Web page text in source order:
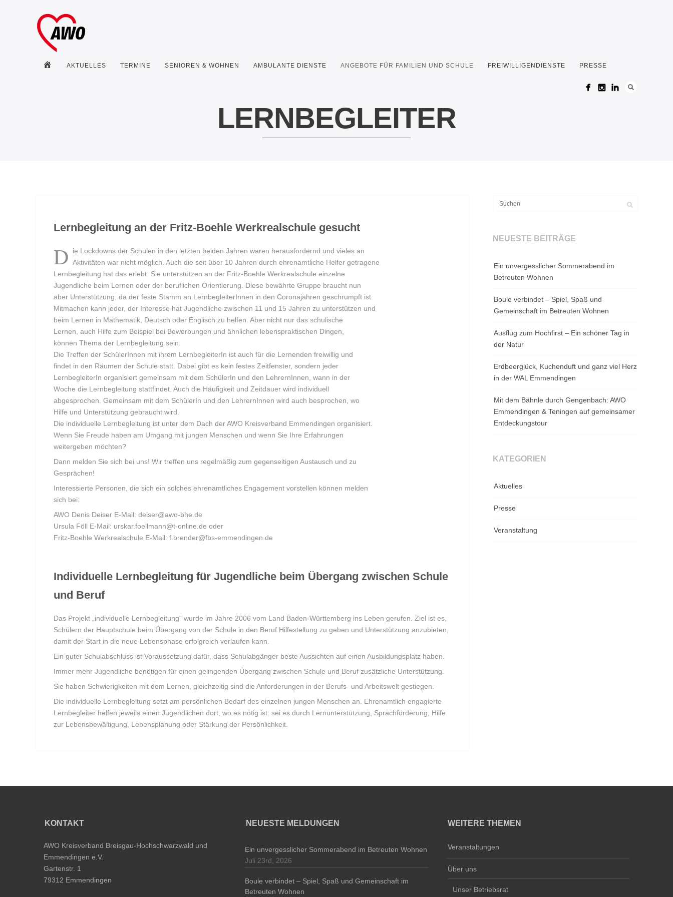
HOMEAKTUELLES TERMINE SENIOREN & WOHNEN AMBULANTE DIENSTE ANGEBOTE FÜR FAMILIEN UND SCHULE FREIWILLIGENDIENSTE PRESSE
LERNBEGLEITER
Lernbegleitung an der Fritz-Boehle Werkrealschule gesucht
D
ie Lockdowns der Schulen in den letzten beiden Jahren waren herausfordernd und vieles an
Aktivitäten war nicht möglich. Auch die seit über 10 Jahren durch ehrenamtliche Helfer getragene
Lernbegleitung hat das erlebt. Sie unterstützen an der Fritz-Boehle Werkrealschule einzelne
Jugendliche beim Lernen oder der beruflichen Orientierung. Diese bewährte Gruppe braucht nun
aber Unterstützung, da der feste Stamm an LernbegleiterInnen in den Coronajahren geschrumpft ist.
Mitmachen kann jeder, der Interesse hat Jugendliche zwischen 11 und 15 Jahren zu unterstützen und
beim Lernen in Mathematik, Deutsch oder Englisch zu helfen. Aber nicht nur das schulische
Lernen, auch Hilfe zum Beispiel bei Bewerbungen und ähnlichen lebenspraktischen Dingen,
können Thema der Lernbegleitung sein.
Die Treffen der SchülerInnen mit ihrem LernbegleiterIn ist auch für die Lernenden freiwillig und
findet in den Räumen der Schule statt. Dabei gibt es kein festes Zeitfenster, sondern jeder
LernbegleiterIn organisiert gemeinsam mit dem SchülerIn und den LehrernInnen, wann in der
Woche die Lernbegleitung stattfindet. Auch die Häufigkeit und Zeitdauer wird individuell
abgesprochen. Gemeinsam mit dem SchülerIn und den LehrernInnen wird auch besprochen, wo
Hilfe und Unterstützung gebraucht wird.
Die individuelle Lernbegleitung ist unter dem Dach der AWO Kreisverband Emmendingen organisiert.
Wenn Sie Freude haben am Umgang mit jungen Menschen und wenn Sie Ihre Erfahrungen
weitergeben möchten?
Dann melden Sie sich bei uns! Wir treffen uns regelmäßig zum gegenseitigen Austausch und zu
Gesprächen!
Interessierte Personen, die sich ein solches ehrenamtliches Engagement vorstellen können melden
sich bei:
AWO Denis Deiser E-Mail: deiser@awo-bhe.de
Ursula Föll E-Mail: urskar.foellmann@t-online.de oder
Fritz-Boehle Werkrealschule E-Mail: f.brender@fbs-emmendingen.de
Individuelle Lernbegleitung für Jugendliche beim Übergang zwischen Schule
und Beruf
Das Projekt „individuelle Lernbegleitung“ wurde im Jahre 2006 vom Land Baden-Württemberg ins Leben gerufen. Ziel ist es,
Schülern der Hauptschule beim Übergang von der Schule in den Beruf Hilfestellung zu geben und Unterstützung anzubieten,
damit der Start in die neue Lebensphase erfolgreich verlaufen kann.
Ein guter Schulabschluss ist Voraussetzung dafür, dass Schulabgänger beste Aussichten auf einen Ausbildungsplatz haben.
Immer mehr Jugendliche benötigen für einen gelingenden Übergang zwischen Schule und Beruf zusätzliche Unterstützung.
Sie haben Schwierigkeiten mit dem Lernen, gleichzeitig sind die Anforderungen in der Berufs- und Arbeitswelt gestiegen.
Die individuelle Lernbegleitung setzt am persönlichen Bedarf des einzelnen jungen Menschen an. Ehrenamtlich engagierte
Lernbegleiter helfen jeweils einen Jugendlichen dort, wo es nötig ist: sei es durch Lernunterstützung, Sprachförderung, Hilfe
zur Lebensbewältigung, Lebensplanung oder Stärkung der Persönlichkeit.
NEUESTE BEITRÄGE
Ein unvergesslicher Sommerabend im
Betreuten Wohnen
Boule verbindet – Spiel, Spaß und
Gemeinschaft im Betreuten Wohnen
Ausflug zum Hochfirst – Ein schöner Tag in
der Natur
Erdbeerglück, Kuchenduft und ganz viel Herz
in der WAL Emmendingen
Mit dem Bähnle durch Gengenbach: AWO
Emmendingen & Teningen auf gemeinsamer
Entdeckungstour
KATEGORIEN
Aktuelles
Presse
Veranstaltung
KONTAKT
AWO Kreisverband Breisgau-Hochschwarzwald und
Emmendingen e.V.
Gartenstr. 1
79312 Emmendingen
NEUESTE MELDUNGEN
Ein unvergesslicher Sommerabend im Betreuten Wohnen
Juli 23rd, 2026
Boule verbindet – Spiel, Spaß und Gemeinschaft im
Betreuten Wohnen
WEITERE THEMEN
Veranstaltungen
Über uns
Unser Betriebsrat